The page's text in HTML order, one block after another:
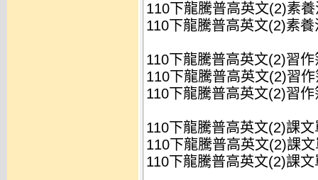
110下龍騰普高英文(2)素
110下龍騰普高英文(2)素
110下龍騰普高英文(2)習作
110下龍騰普高英文(2)習
110下龍騰普高英文(2)習
110下龍騰普高英文(2)課
110下龍騰普高英文(2)課
110下龍騰普高英文(2)課